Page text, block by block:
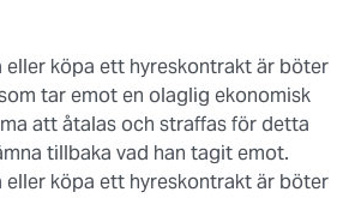
köpa ett hyreskontrakt är böter
tar emot en olaglig ekonomisk
att åtalas och straffas för detta
tillbaka vad han tagit emot.
köpa ett hyreskontrakt är böter